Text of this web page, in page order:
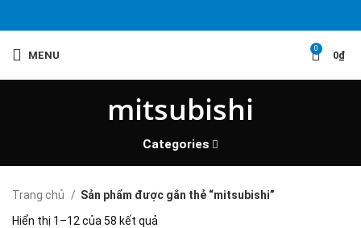
MENU
0
0₫
mitsubishi
Categories
Trang chủ
Sản phẩm được gắn thẻ “mitsubishi”
Hiển thị 1–12 của 58 kết quả